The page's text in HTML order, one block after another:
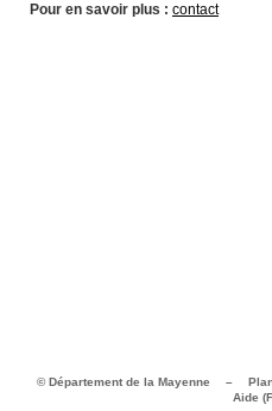
Pour en savoir plus : contact
© Département de la Mayenne –
Aide